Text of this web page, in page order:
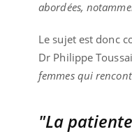
abordées,
Le sujet est donc
Dr Philippe
femmes qui
"La